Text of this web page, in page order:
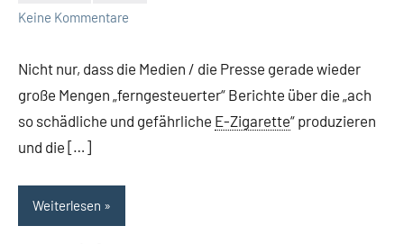
Keine Kommentare
Nicht nur, dass die Medien / die Presse gerade wieder
große Mengen „ferngesteuerter“ Berichte über die „ach
so schädliche und gefährliche E-Zigarette“ produzieren
und die […]
Weiterlesen